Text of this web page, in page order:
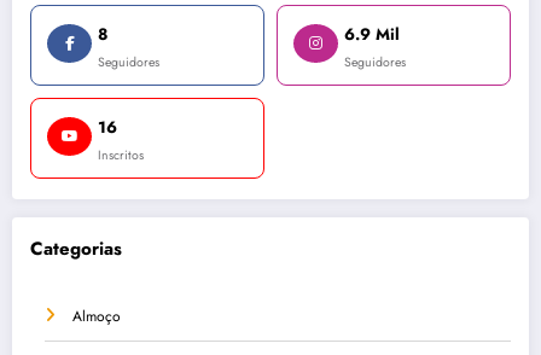
8
Seguidores
6.9 Mil
Seguidores
16
Inscritos
Categorias
Almoço